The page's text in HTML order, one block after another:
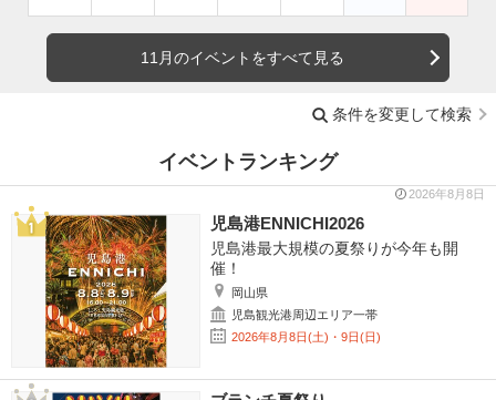
11月のイベントをすべて見る
条件を変更して検索
イベントランキング
2026年8月8日
児島港ENNICHI2026
児島港最大規模の夏祭りが今年も開
催！
岡山県
児島観光港周辺エリア一帯
2026年8月8日(土)・9日(日)